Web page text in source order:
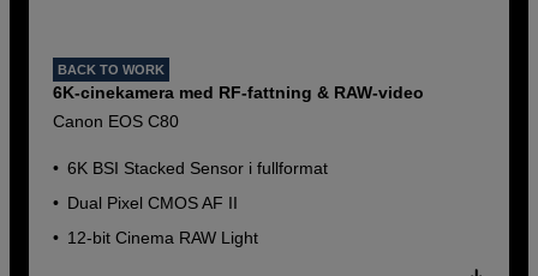
BACK TO WORK
6K-cinekamera med RF-fattning & RAW-video
Canon EOS C80
6K BSI Stacked Sensor i fullformat
Dual Pixel CMOS AF II
12-bit Cinema RAW Light